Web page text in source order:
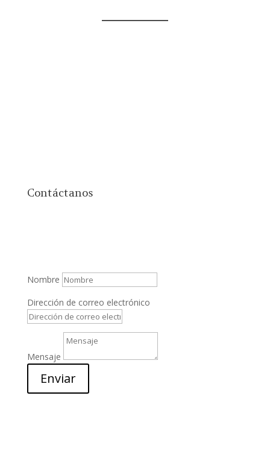
Contáctanos
Nombre
Dirección de correo electrónico
Mensaje
Enviar